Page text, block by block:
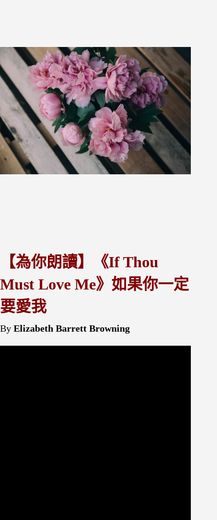
【為你朗讀】《If Thou
Must Love Me》 如果你一定
要愛我
By Elizabeth Barrett Browning